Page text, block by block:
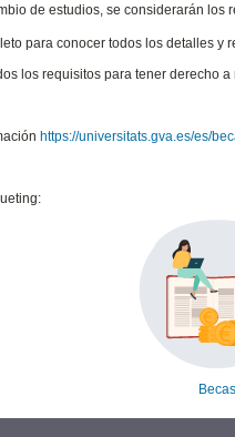
de estudios, se considerarán los
para conocer todos los detalles y
los requisitos para tener derecho
https://universitats.gva.es/es/
Becas